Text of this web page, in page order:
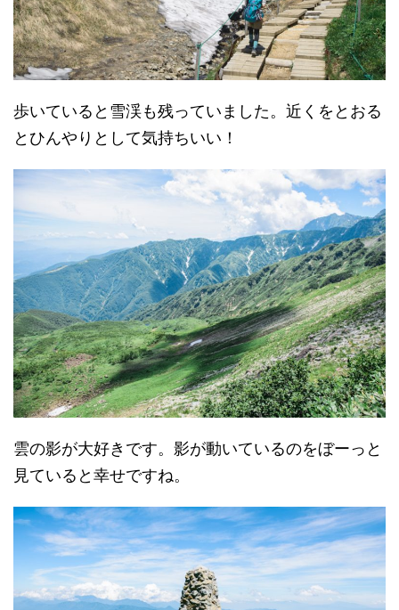
歩いていると雪渓も残っていました。近くをとおる
とひんやりとして気持ちいい！
雲の影が大好きです。影が動いているのをぼーっと
見ていると幸せですね。